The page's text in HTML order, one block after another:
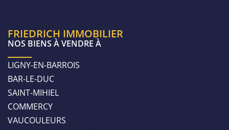
FRIEDRICH IMMOBILIER
NOS BIENS À VENDRE À
LIGNY-EN-BARROIS
BAR-LE-DUC
SAINT-MIHIEL
COMMERCY
VAUCOULEURS